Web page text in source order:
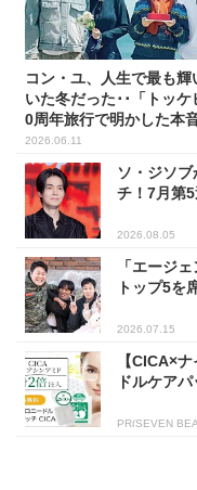
コン・ユ、人生で最も輝
いた冬だった･･「トッケ
0周年旅行で明かした本
2026.06.11
ソ・ジソ
チ！7月第
2026.08.05
「エージ
トップ5を
2026.07.15
【CICA×
ドルケア
PR(SEVEN